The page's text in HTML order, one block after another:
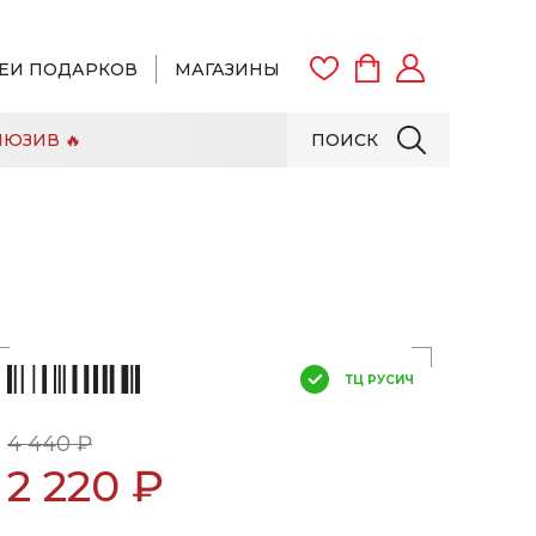
ПОДАРКОВ МАГАЗИНЫ
ПОИСК
🔥
ТЦ РУСИЧ
4 440 ₽
2 220 ₽